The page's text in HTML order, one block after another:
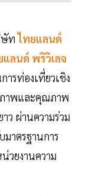
ษัทไทยแลนด์
แลนด์ พริวิเลจ
รท่องเที่ยวเชิง
ภาพและคุณภาพ
ว ผ่านความร่วม
มาตรฐานการ
วยงานความ